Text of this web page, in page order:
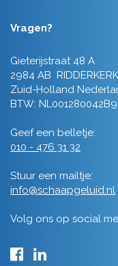
Vragen?
Gieterijstraat 48 A
2984 AB RIDDERKERK
Zuid-Holland
BTW:
Geef een belletje:
010 - 476 31 32
Stuur een mailtje:
info@schaapgeluid.nl
Volg ons op social